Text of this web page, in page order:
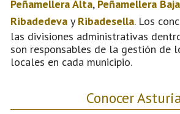
Peñamellera Alta, Peñamellera Baja
Ribadedeva y Ribadesella. Los
las divisiones administrativas
son responsables de la gestión de
locales en cada municipio.
Conocer